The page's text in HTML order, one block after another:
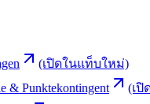
(เปิดในแท็บใหม่)
& Punktekontingent
(เปิ